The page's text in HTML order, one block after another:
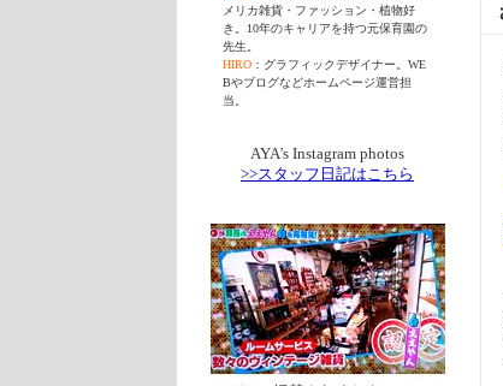
メリカ雑貨・ファッション・植物好
き。10年のキャリアを持つ元保育園の
先生。
HIRO：グラフィックデザイナー。WE
Bやブログなどホームページ運営担
当。
AYA's Instagram photos
>>スタッフ日記はこちら